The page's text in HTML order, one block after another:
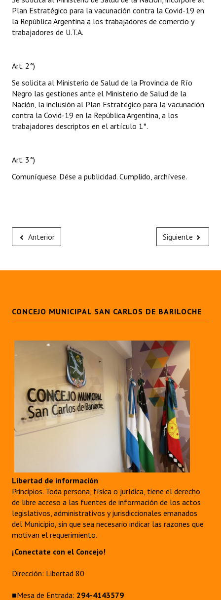
Plan Estratégico para la vacunación contra la Covid-19 en
la República Argentina a los trabajadores de comercio y
trabajadores de U.T.A.
Art. 2°)
Se solicita al Ministerio de Salud de la Provincia de Río
Negro las gestiones ante el Ministerio de Salud de la
Nación, la inclusión al Plan Estratégico para la vacunación
contra la Covid-19 en la República Argentina, a los
trabajadores descriptos en el artículo 1°.
Art. 3°)
Comuníquese. Dése a publicidad. Cumplido, archívese.
Anterior Siguiente
CONCEJO MUNICIPAL SAN CARLOS DE BARILOCHE
Libertad de información
Principios. Toda persona, física o jurídica, tiene el derecho
de libre acceso a las fuentes de información de los actos
legislativos, administrativos y jurisdiccionales emanados
del Municipio, sin que sea necesario indicar las razones que
motivan el requerimiento.
¡Conectate con el Concejo!
Dirección: Libertad 80
■Mesa de Entrada: 294-4143579